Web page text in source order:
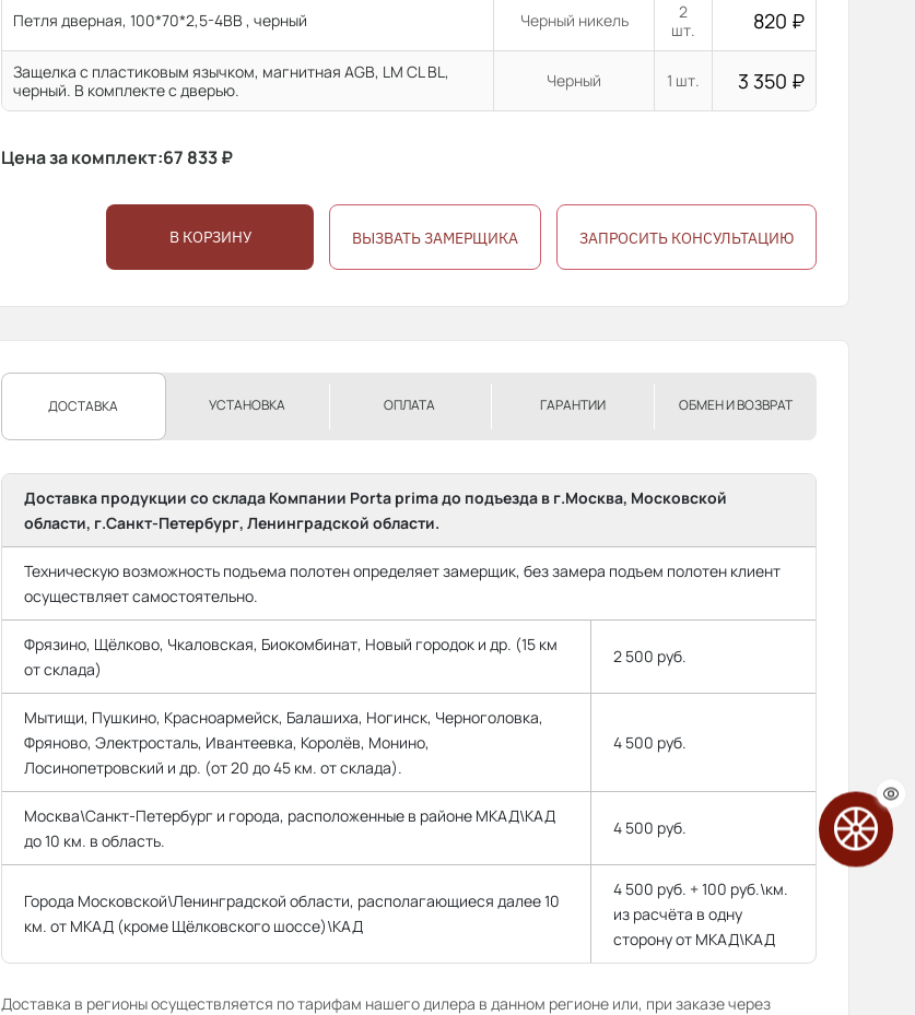
Петля дверная, 100*70*2,5-4ВВ , черный Черный никель
2
шт.
820 ₽
Защелка с пластиковым язычком, магнитная AGB, LM CL BL,
черный. В комплекте с дверью.
Черный 1 шт. 3 350 ₽
Цена за комплект:67 833₽
В КОРЗИНУ ВЫЗВАТЬ ЗАМЕРЩИКА ЗАПРОСИТЬ КОНСУЛЬТАЦИЮ
ДОСТАВКА УСТАНОВКА ОПЛАТА ГАРАНТИИ ОБМЕН И ВОЗВРАТ
Доставка продукции со склада Компании Porta prima до подъезда в г.Москва, Московской
области, г.Санкт-Петербург, Ленинградской области.
Техническую возможность подъема полотен определяет замерщик, без замера подъем полотен клиент
осуществляет самостоятельно.
Фрязино, Щёлково, Чкаловская, Биокомбинат, Новый городок и др. (15 км
от склада)
2 500 руб.
Мытищи, Пушкино, Красноармейск, Балашиха, Ногинск, Черноголовка,
Фряново, Электросталь, Ивантеевка, Королёв, Монино,
Лосинопетровский и др. (от 20 до 45 км. от склада).
4 500 руб.
Москва\Санкт-Петербург и города, расположенные в районе МКАД\КАД
до 10 км. в область.
4 500 руб.
Города Московской\Ленинградской области, располагающиеся далее 10
км. от МКАД (кроме Щёлковского шоссе)\КАД
4 500 руб. + 100 руб.\км.
из расчёта в одну
сторону от МКАД\КАД
Доставка в регионы осуществляется по тарифам нашего дилера в данном регионе или, при заказе через